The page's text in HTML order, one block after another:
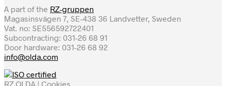
A part of the RZ-gruppen
Magasinsvägen 7, SE-438 36 Landvetter, Sweden
Vat. no: SE556592722401
Subcontracting: 031-26 68 91
Door hardware: 031-26 68 92
info@olda.com
RZ OLDA | Cookies